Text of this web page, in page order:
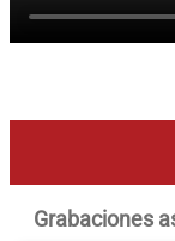
Grabaciones